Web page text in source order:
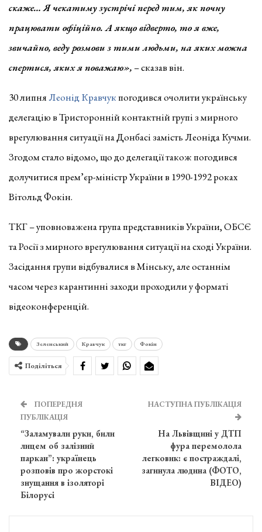
скаже… Я чекатиму зустрічі перед тим, як почну
працювати офіційно. А якщо відверто, то я вже,
звичайно, веду розмови з тими людьми, на яких можна
спертися, яких я поважаю», – сказав він.
30 липняЛеонід Кравчукпогодився очолити українську
делегацію в Тристоронній контактній групі з мирного
врегулювання ситуації на Донбасі замість Леоніда Кучми.
Згодом стало відомо, що до делегації також погодився
долучитися прем’єр-міністр України в 1990-1992 роках
Вітольд Фокін.
ТКГ – уповноважена група представників України, ОБСЄ
та Росії з мирного врегулювання ситуації на сході України.
Засідання групи відбувалися в Мінську, але останнім
часом через карантинні заходи проходили у форматі
відеоконференцій.
Зеленський Кравчук ткг Фокін
Поділіться
ПОПЕРЕДНЯ
ПУБЛІКАЦІЯ
“Заламували руки, били
лицем об залізний
паркан”: українець
розповів про жорстокі
знущання в ізоляторі
Білорусі
НАСТУПНА ПУБЛІКАЦІЯ
На Львівщині у ДТП
фура перемолола
легковик: є постраждалі,
загинула людина (ФОТО,
ВІДЕО)